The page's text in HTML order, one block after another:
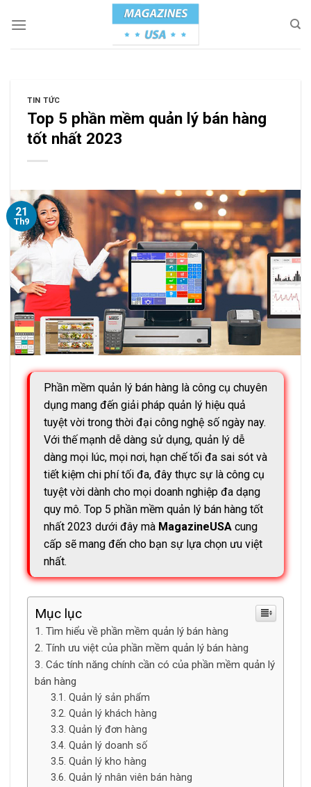
TIN TỨC
Top 5 phần mềm quản lý bán hàng
tốt nhất 2023
21
Th9
Phần mềm quản lý bán hàng là công cụ chuyên
dụng mang đến giải pháp quản lý hiệu quả
tuyệt vời trong thời đại công nghệ số ngày nay.
Với thế mạnh dễ dàng sử dụng, quản lý dễ
dàng mọi lúc, mọi nơi, hạn chế tối đa sai sót và
tiết kiệm chi phí tối đa, đây thực sự là công cụ
tuyệt vời dành cho mọi doanh nghiệp đa dạng
quy mô. Top 5 phần mềm quản lý bán hàng tốt
nhất 2023 dưới đây mà MagazineUSA cung
cấp sẽ mang đến cho bạn sự lựa chọn ưu việt
nhất.
Mục lục
Tìm hiểu về phần mềm quản lý bán hàng
Tính ưu việt của phần mềm quản lý bán hàng
Các tính năng chính cần có của phần mềm quản lý
bán hàng
Quản lý sản phẩm
Quản lý khách hàng
Quản lý đơn hàng
Quản lý doanh số
Quản lý kho hàng
Quản lý nhân viên bán hàng